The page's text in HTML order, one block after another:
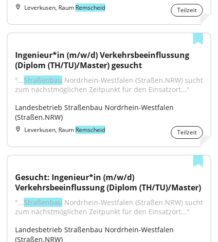
Leverkusen, Raum Remscheid Teilzeit
Ingenieur*in (m/w/d) Verkehrsbeeinflussung
(Diplom (TH/TU)/Master) gesucht
"...Straßenbau Nordrhein-Westfalen (Straßen.NRW) sucht
zum nächstmöglichen Zeitpunkt für den Einsatzort..."
Landesbetrieb Straßenbau Nordrhein-Westfalen
(Straßen.NRW)
Leverkusen, Raum Remscheid Teilzeit
Gesucht: Ingenieur*in (m/w/d)
Verkehrsbeeinflussung (Diplom (TH/TU)/Master)
"...Straßenbau Nordrhein-Westfalen (Straßen.NRW) sucht
zum nächstmöglichen Zeitpunkt für den Einsatzort..."
Landesbetrieb Straßenbau Nordrhein-Westfalen
(Straßen.NRW)